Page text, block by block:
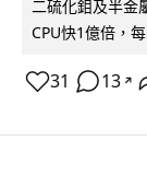
二硫化鉬及半金
CPU快1億倍，
31 13 ↗